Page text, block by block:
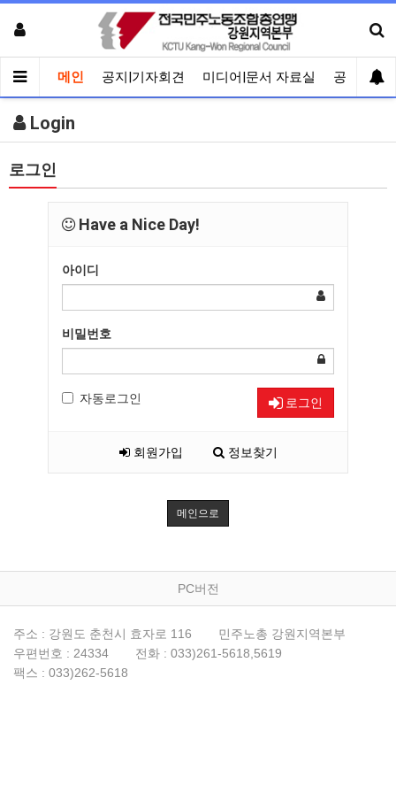
메인 공지|기자회견 미디어|문서 자료실 공유게시
Login
로그인
Have a Nice Day!
아이디
비밀번호
자동로그인 로그인
회원가입 정보찾기
메인으로
PC버전
주소 : 강원도 춘천시 효자로 116
민주노총 강원지역본부
우편번호 : 24334
전화 : 033)261-5618,5619
팩스 : 033)262-5618